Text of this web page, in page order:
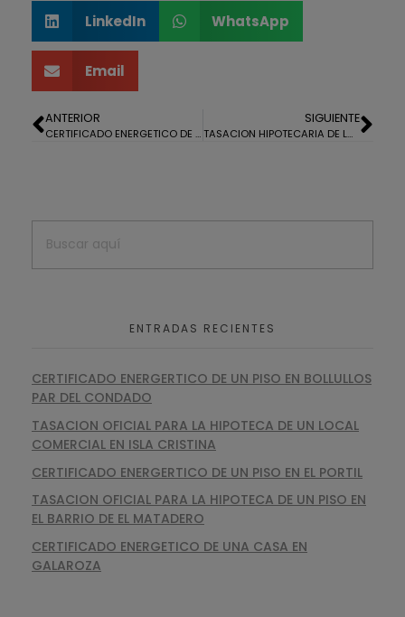
LinkedIn WhatsApp
Email
ANTERIOR
CERTIFICADO ENERGETICO DE PISO EN EL PORTIL, HUELVA
SIGUIENTE
TASACION HIPOTECARIA DE LOCAL COMERCIAL EN HUELVA EN CALLE PUERTO.
ENTRADAS RECIENTES
CERTIFICADO ENERGERTICO DE UN PISO EN BOLLULLOS
PAR DEL CONDADO
TASACION OFICIAL PARA LA HIPOTECA DE UN LOCAL
COMERCIAL EN ISLA CRISTINA
CERTIFICADO ENERGERTICO DE UN PISO EN EL PORTIL
TASACION OFICIAL PARA LA HIPOTECA DE UN PISO EN
EL BARRIO DE EL MATADERO
CERTIFICADO ENERGETICO DE UNA CASA EN
GALAROZA